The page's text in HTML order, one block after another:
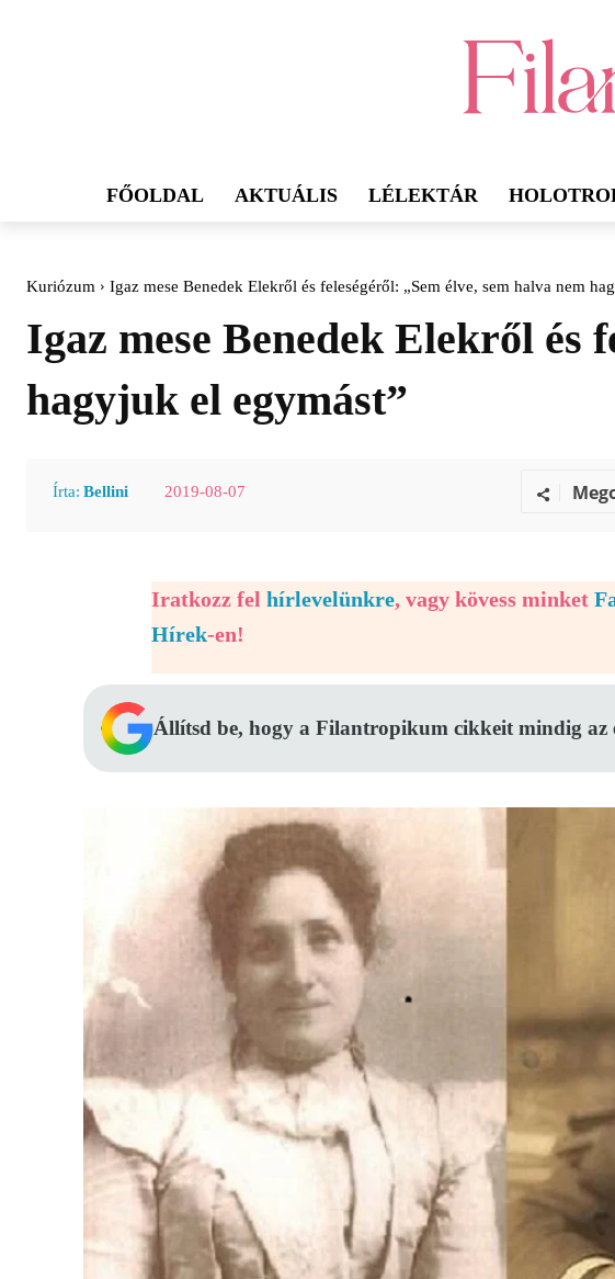
FŐOLDAL AKTUÁLIS LÉLEKTÁR
Kuriózum Igaz mese Benedek Elekről és feleségéről: „Sem élve, sem halva nem
Igaz mese Benedek Elekről és
hagyjuk el egymást”
Írta: Bellini 2019-08-07
Iratkozz fel hírlevelünkre, vagy kövess minket
Hírek-en!
Állítsd be, hogy a Filantropikum cikkeit mindig az